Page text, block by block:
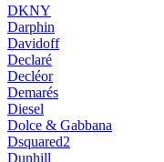
DKNY
Darphin
Davidoff
Declaré
Decléor
Demarés
Diesel
Dolce & Gabbana
Dsquared2
Dunhill